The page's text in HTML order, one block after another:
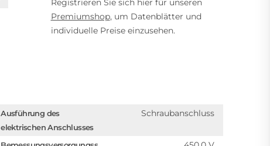
Registrieren Sie sich hier für unseren
Premiumshop, um Datenblätter und
individuelle Preise einzusehen.
Ausführung des
elektrischen Anschlusses
Schraubanschluss